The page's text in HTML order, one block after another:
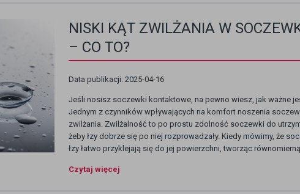
NISKI KĄT ZWILŻANIA W
– CO TO?
Data publikacji: 2025-04-16
Jeśli nosisz soczewki kontaktowe, na pewno wiesz, jak ważne
Jednym z czynników wpływających na komfort noszenia
zwilżania. Zwilżalność to po prostu zdolność soczewki do
żeby łzy dobrze się po niej rozprowadzały. Kiedy mówimy, że
łzy łatwo przyklejają się do jej powierzchni, tworząc
Czytaj więcej